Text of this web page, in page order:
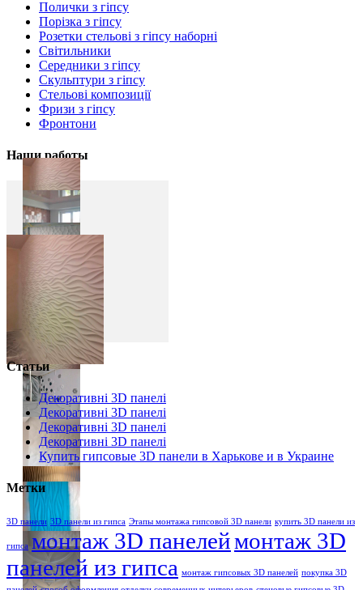
Полички з гіпсу
Порізка з гіпсу
Розетки стельові з гіпсу наборні
Світильники
Середники з гіпсу
Скульптури з гіпсу
Стельові композиції
Фризи з гіпсу
Фронтони
Наши работы
Статьи
Декоративні 3D панелі
Декоративні 3D панелі
Декоративні 3D панелі
Декоративні 3D панелі
Купить гипсовые 3D панели в Харькове и в Украине
Метки
3D панели 3D панели из гипса Этапы монтажа гипсовой 3D панели купить 3D панели из
гипса монтаж 3D панелеймонтаж 3D
панелей из гипса монтаж гипсовых 3D панелей покупка 3D